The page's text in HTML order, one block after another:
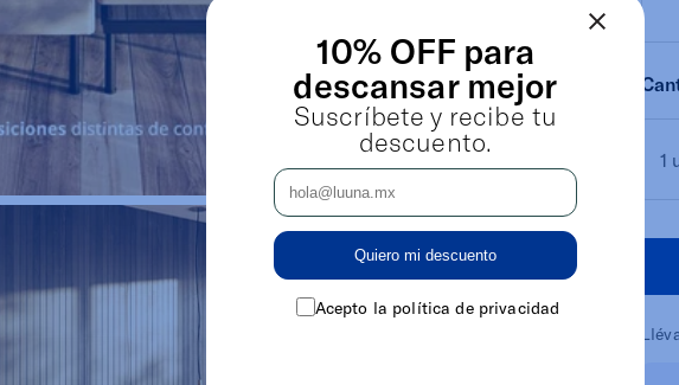
1
10% OFF para
descansar mejor
Suscríbete y recibe tu
descuento.
Quiero mi descuento
Acepto la política de privacidad